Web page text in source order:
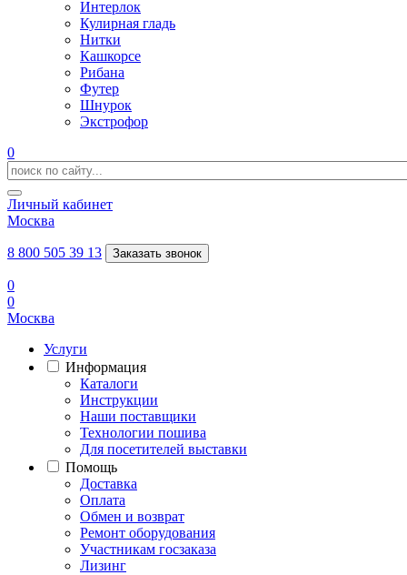
Интерлок
Кулирная гладь
Нитки
Кашкорсе
Рибана
Футер
Шнурок
Экстрофор
0
Личный кабинет
Москва
8 800 505 39 13 Заказать звонок
0
0
Москва
Услуги
Информация
Каталоги
Инструкции
Наши поставщики
Технологии пошива
Для посетителей выставки
Помощь
Доставка
Оплата
Обмен и возврат
Ремонт оборудования
Участникам госзаказа
Лизинг